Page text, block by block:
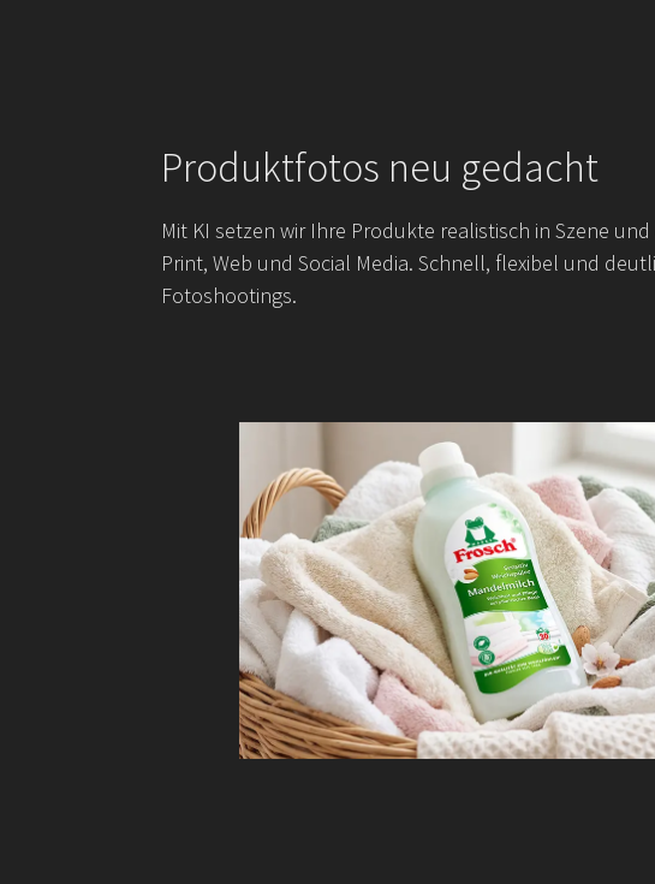
Produktfotos neu gedacht
Mit KI setzen wir Ihre Produkte realistisch in Szene
Print, Web und Social Media. Schnell, flexibel und
Fotoshootings.